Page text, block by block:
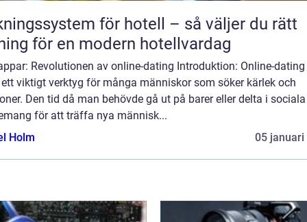
för hotell – så väljer du rätt
för en modern hotellvardag
Revolutionen av online-dating Introduktion: Online-
viktigt verktyg för många människor som söker kärlek och
Den tid då man behövde gå ut på barer eller delta i sociala
för att träffa nya människ...
Holm
05 januari